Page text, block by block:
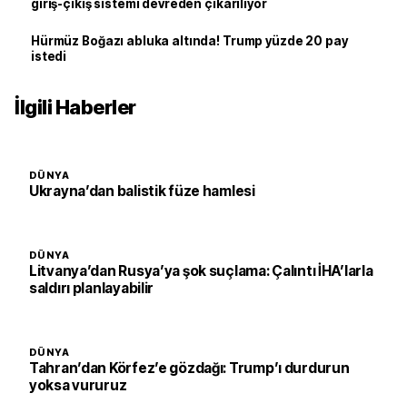
giriş-çıkış sistemi devreden çıkarılıyor
Hürmüz Boğazı abluka altında! Trump yüzde 20 pay
istedi
İlgili Haberler
DÜNYA
Ukrayna’dan balistik füze hamlesi
DÜNYA
Litvanya’dan Rusya’ya şok suçlama: Çalıntı İHA’larla
saldırı planlayabilir
DÜNYA
Tahran’dan Körfez’e gözdağı: Trump’ı durdurun
yoksa vururuz